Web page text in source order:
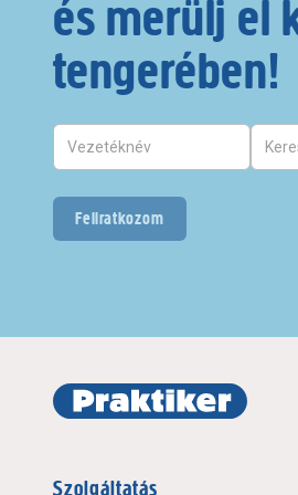
és merülj el
tengerében!
Feliratkozom
Szolgáltatás